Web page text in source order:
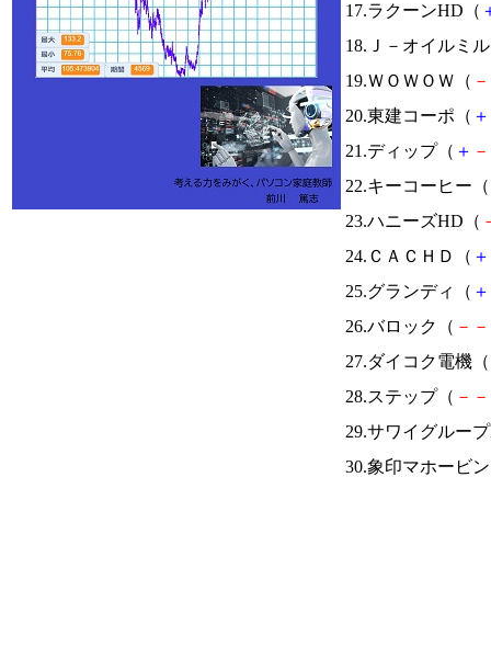
17.ラクーンHD（
18.Ｊ－オイルミ
19.ＷＯＷＯＷ（ －
20.東建コーポ（ ＋
21.ディップ（ ＋ －
22.キーコーヒー（
23.ハニーズHD（
24.ＣＡＣＨＤ（ ＋
25.グランディ（ ＋
26.バロック（ － －
27.ダイコク電機（
28.ステップ（ － －
29.サワイグルー
30.象印マホービ